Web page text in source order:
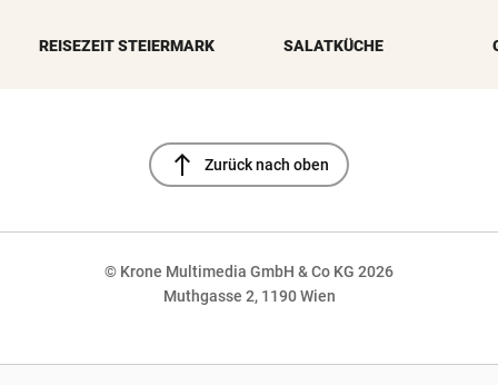
REISEZEIT STEIERMARK SALATKÜCHE
north Zurück nach oben
© Krone Multimedia GmbH & Co KG 2026
Muthgasse 2, 1190 Wien
NaN%